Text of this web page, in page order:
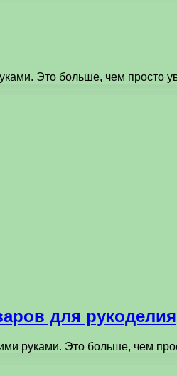
Это больше, чем
для рукоделия
руками. Это больше, чем